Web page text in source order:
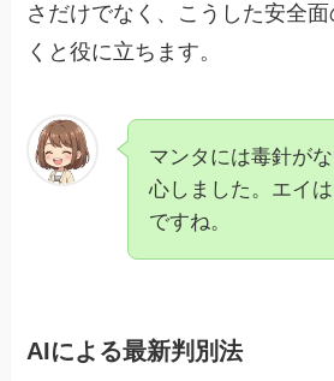
さだけでなく、こうした安全
くと役に立ちます。
マンタには毒針が
心しました。エイ
ですね。
AIによる最新判別法